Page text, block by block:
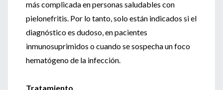
más complicada en personas saludables con
pielonefritis. Por lo tanto, solo están indicados si el
diagnóstico es dudoso, en pacientes
inmunosuprimidos o cuando se sospecha un foco
hematógeno de la infección.
Tratamiento